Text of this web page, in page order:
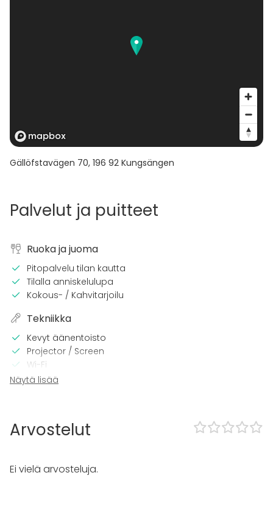
Gällöfstavägen 70, 196 92 Kungsängen
Palvelut ja puitteet
Ruoka ja juoma
Pitopalvelu tilan kautta
Tilalla anniskelulupa
Kokous- / Kahvitarjoilu
Tekniikka
Kevyt äänentoisto
Projector / Screen
Wi-Fi
Tilaan kuuluu
Exclusive use of venue
Outdoor area
Näytä lisää
Arvostelut
Ei vielä arvosteluja.